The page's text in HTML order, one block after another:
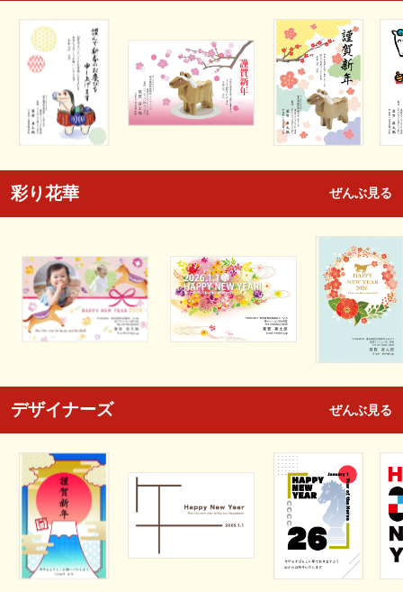
彩り花華 ぜんぶ見る
デザイナーズ ぜんぶ見る